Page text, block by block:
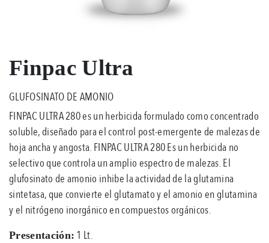
Finpac Ultra
GLUFOSINATO DE AMONIO
FINPAC ULTRA 280 es un herbicida formulado como concentrado
soluble, diseñado para el control post-emergente de malezas de
hoja ancha y angosta. FINPAC ULTRA 280 Es un herbicida no
selectivo que controla un amplio espectro de malezas. El
glufosinato de amonio inhibe la actividad de la glutamina
sintetasa, que convierte el glutamato y el amonio en glutamina
y el nitrógeno inorgánico en compuestos orgánicos.
Presentación: 1 Lt.